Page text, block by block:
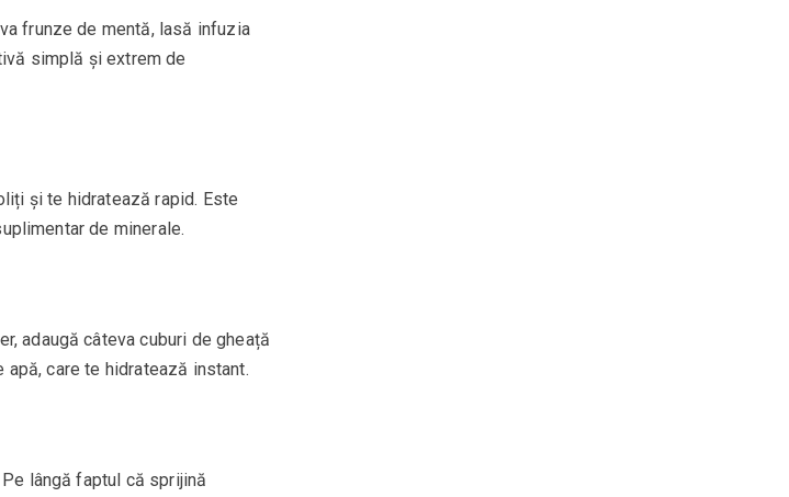
frunze de mentă, lasă infuzia
simplă și extrem de
și te hidratează rapid. Este
de minerale.
adaugă câteva cuburi de gheață
care te hidratează instant.
lângă faptul că sprijină